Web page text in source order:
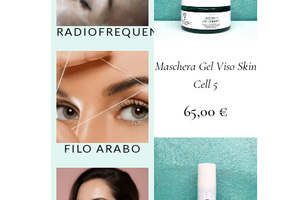
RADIOFREQUENZA
FILO ARABO
Maschera Gel Viso Skin
Cell 5
65,00 €